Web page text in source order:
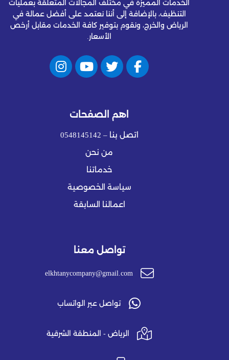
الخدمات المميزة في مختلف المجالات المتعلقة بعمليات
التنظيف، بالإضافة إلى أننا نعتمد على أفضل عمالة في
الرياض والخرج، ونقوم بتوفير كافة الخدمات مقابل أرخص
الأسعار.
اهم الصفحات
اتصل بنا – 0548145142
من نحن
خدماتنا
سياسة الخصوصية
اعمالنا السابقة
تواصل معنا
elkhtanycompany@gmail.com
تواصل عبر الواتساب
الرياض - المنطقة الشرقية